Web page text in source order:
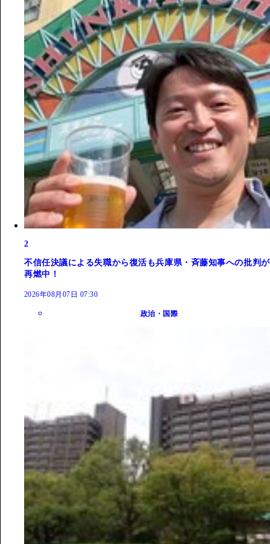
2
不信任決議による失職から復活も兵庫県・斉藤知事への批判が
再燃中！
2026年08月07日 07:30
政治・国際